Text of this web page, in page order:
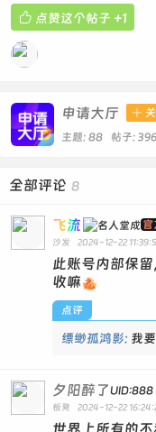
 点赞这个帖子 +1
申请大厅 
主题: 88 帖子:
全部评论 8
飞流 官
沙发 2024-12-22
此账号内部保
收嘛
点评
缥缈孤鸿影: 我
夕阳醉了UID:888
板凳 2024-12-22